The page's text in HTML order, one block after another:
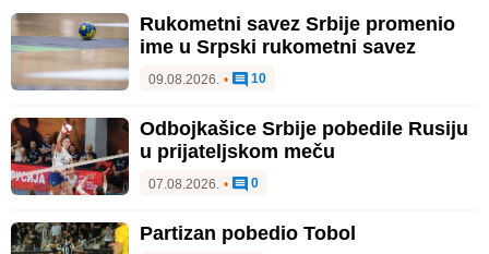
Rukometni savez Srbije promenio
ime u Srpski rukometni savez
09.08.2026. • 10
Odbojkašice Srbije pobedile Rusiju
u prijateljskom meču
07.08.2026. • 0
Partizan pobedio Tobol